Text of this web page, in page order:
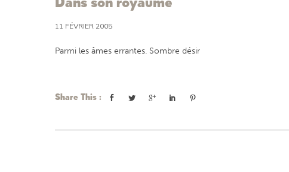
11 FÉVRIER 2005
Parmi les âmes errantes. Sombre désir
Share This :